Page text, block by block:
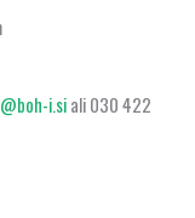
i.siali 030 422